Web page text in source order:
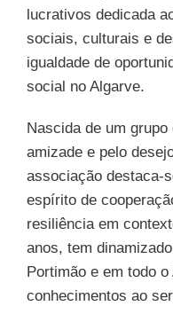
lucrativos dedicada
sociais, culturais e
igualdade de
social no Algarve.
Nascida de um
amizade e pelo
associação destaca-
espírito de
resiliência em
anos, tem
Portimão e em todo
conhecimentos ao